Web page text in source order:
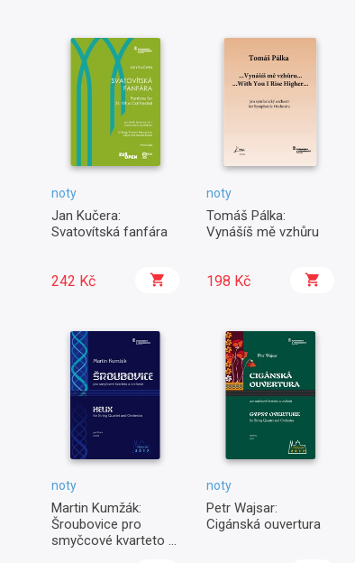
noty
Jan Kučera:
Svatovítská fanfára
242 Kč
noty
Tomáš Pálka:
Vynášíš mě vzhůru
198 Kč
noty
Martin Kumžák:
Šroubovice pro
smyčcové kvarteto a
noty
Petr Wajsar:
Cigánská ouvertura